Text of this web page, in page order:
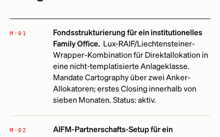
M·01
Fondsstrukturierung für ein institutionelles
Family Office. Lux-RAIF/Liechtensteiner-
Wrapper-Kombination für Direktallokation in
eine nicht-templatisierte Anlageklasse.
Mandate Cartography über zwei Anker-
Allokatoren; erstes Closing innerhalb von
sieben Monaten. Status: aktiv.
M·02
AIFM-Partnerschafts-Setup für ein